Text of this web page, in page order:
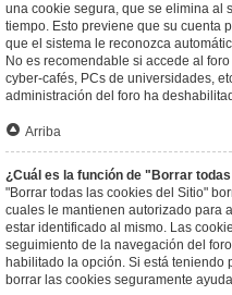
una cookie segura, que se elimina al
tiempo. Esto previene que su cuenta
que el sistema le reconozca
No es recomendable si accede al
cyber-cafés, PCs de universidades,
administración del foro ha
Arriba
¿Cuál es la función de "Borrar
"Borrar todas las cookies del Sitio"
cuales le mantienen autorizado para
estar identificado al mismo. Las
seguimiento de la navegación del
habilitado la opción. Si está
borrar las cookies seguramente